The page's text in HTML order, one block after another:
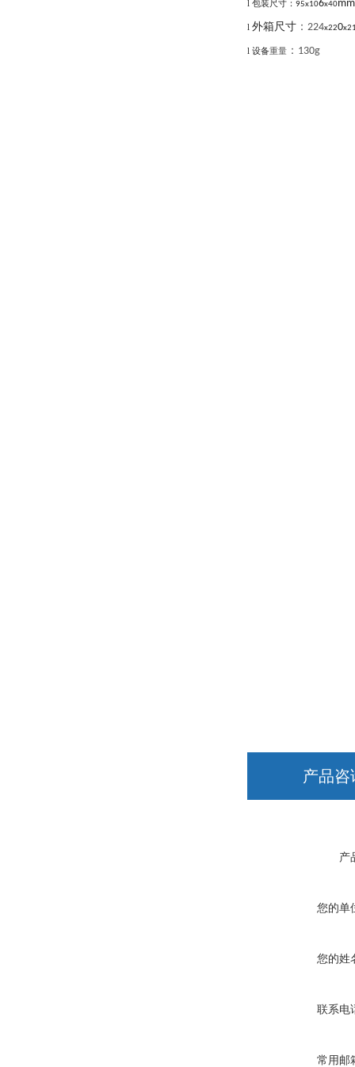
l 包装尺寸： 95x106x40mm
l 外箱尺寸 ： 224x220
l 设备重量 ： 130g
产品咨
产
您的单
您的姓
联系电
常用邮